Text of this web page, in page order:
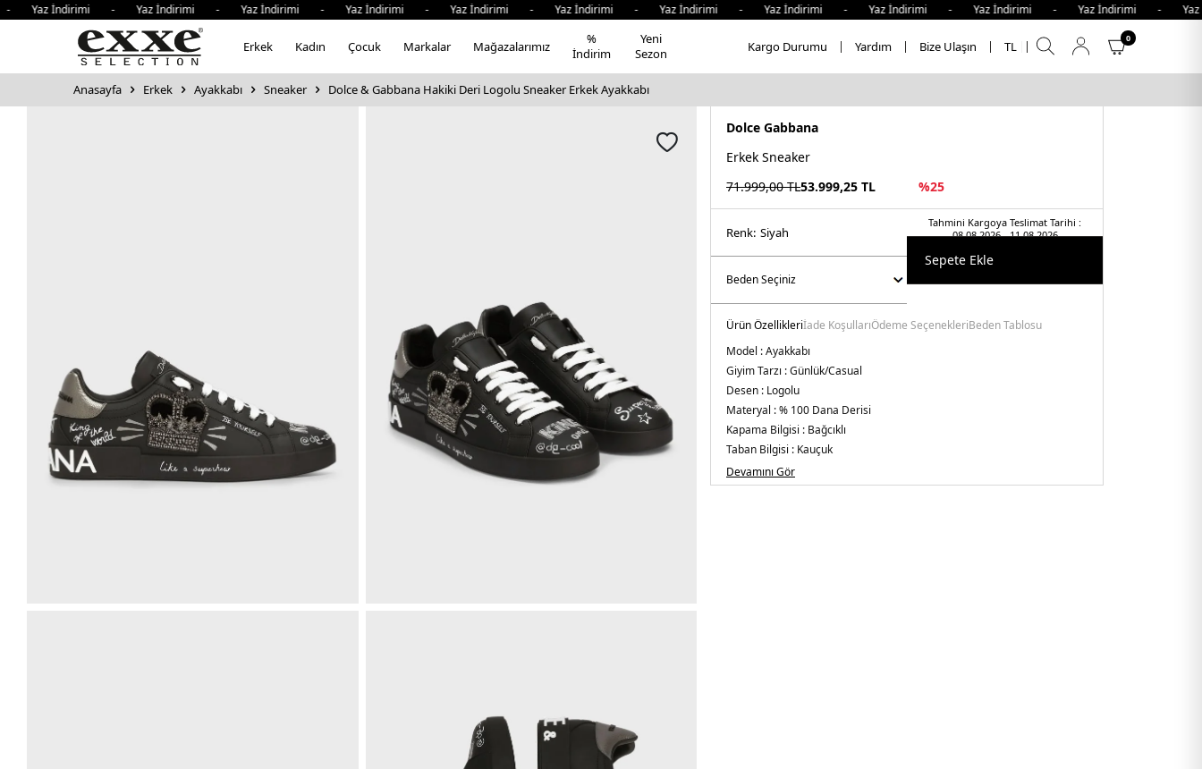
İndirimi - Yaz İndirimi - Yaz İndirimi - Yaz İndirimi - Yaz İndirimi - Yaz İndirimi - Yaz İndirimi - Yaz İndirimi - Yaz İndirimi - Yaz İndirimi - Yaz İndirimi
Erkek Kadın Çocuk Markalar Mağazalarımız
%
İndirim
Yeni
Sezon
Kargo Durumu Yardım Bize Ulaşın TL
0
Anasayfa Erkek Ayakkabı Sneaker Dolce & Gabbana Hakiki Deri Logolu Sneaker Erkek Ayakkabı
Dolce Gabbana
Erkek Sneaker
71.999,00TL53.999,25 TL %25
Tahmini Kargoya Teslimat Tarihi :
08.08.2026 - 11.08.2026
Renk: si̇yah
Sepete Ekle
Ürün Özellikleriİade KoşullarıÖdeme SeçenekleriBeden Tablosu
Model :Ayakkabı
Giyim Tarzı :Günlük/Casual
Desen : Logolu
Materyal :% 100 Dana Derisi
Kapama Bilgisi : Bağcıklı
Taban Bilgisi : Kauçuk
Burun Tipi :Yuvarlak
Detay :-Uygulanmış yamalar ve nakışlar-Kabartmalı logolu lamine deri
Devamını Gör